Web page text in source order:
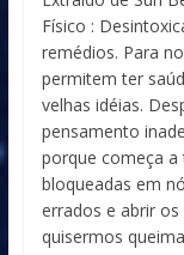
Físico :
remédios. Para
permitem ter
velhas idéias.
pensamento
porque começa
bloqueadas em
errados e abrir
quisermos